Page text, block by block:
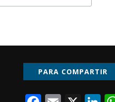
PARA COMPARTIR